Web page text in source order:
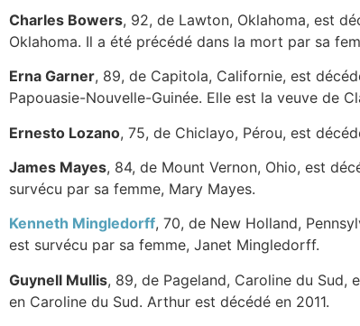
Charles Bowers, 92, de Lawton, Oklahoma, est
Oklahoma. Il a été précédé dans la mort par sa
Erna Garner, 89, de Capitola, Californie, est
Papouasie-Nouvelle-Guinée. Elle est la veuve de
Ernesto Lozano, 75, de Chiclayo, Pérou, est
James Mayes, 84, de Mount Vernon, Ohio, est
survécu par sa femme, Mary Mayes.
Kenneth Mingledorff, 70, de New Holland,
est survécu par sa femme, Janet Mingledorff.
Guynell Mullis, 89, de Pageland, Caroline du Sud,
en Caroline du Sud. Arthur est décédé en 2011.